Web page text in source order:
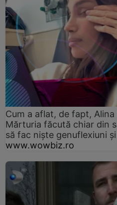
Cum a aflat, de fapt, Alina
Mărturia făcută chiar din
să fac niște genuflexiuni
www.wowbiz.ro